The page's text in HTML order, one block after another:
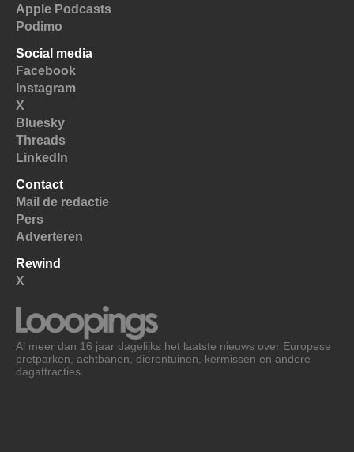
Apple Podcasts
Podimo
Social media
Facebook
Instagram
X
Bluesky
Threads
LinkedIn
Contact
Mail de redactie
Pers
Adverteren
Rewind
X
Al meer dan 16 jaar dagelijks het laatste nieuws over Europese
pretparken, achtbanen, dierentuinen, kermissen en andere
dagattracties.